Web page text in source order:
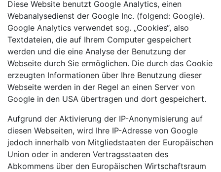
Diese Website benutzt Google Analytics, einen
Webanalysedienst der Google Inc. (folgend: Google).
Google Analytics verwendet sog. „Cookies“, also
Textdateien, die auf Ihrem Computer gespeichert
werden und die eine Analyse der Benutzung der
Webseite durch Sie ermöglichen. Die durch das Cookie
erzeugten Informationen über Ihre Benutzung dieser
Webseite werden in der Regel an einen Server von
Google in den USA übertragen und dort gespeichert.
Aufgrund der Aktivierung der IP-Anonymisierung auf
diesen Webseiten, wird Ihre IP-Adresse von Google
jedoch innerhalb von Mitgliedstaaten der Europäischen
Union oder in anderen Vertragsstaaten des
Abkommens über den Europäischen Wirtschaftsraum